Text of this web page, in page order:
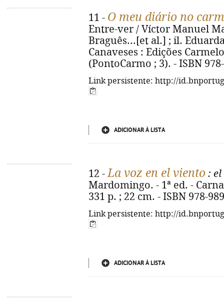
11 - O meu diário no
Entre-ver / Víctor Manuel
Braguês...[et al.] ; il.
Canaveses : Edições
(PontoCarmo ; 3). - ISBN
Link persistente: http://
ADICIONAR À LISTA
12 -La voz en el viento :
Mardomingo. - 1ª ed. -
331 p. ; 22 cm. - ISBN 978-
Link persistente: http://
ADICIONAR À LISTA